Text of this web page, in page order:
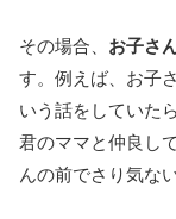
その場合、 お子さ
す。例えば、お子
いう話をしていた
君のママと仲良し
んの前でさり気な